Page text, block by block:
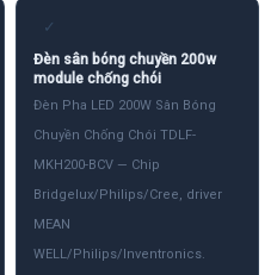
✓
Đèn sân bóng chuyền 200w
module chống chói
Đèn Pha LED 200W Sân Bóng
Chuyền Chống Chói TDLF-
MKH200-BCV — Chip
Bridgelux/Philips/Cree, driver
MEAN
WELL/Philips/Inventronics.